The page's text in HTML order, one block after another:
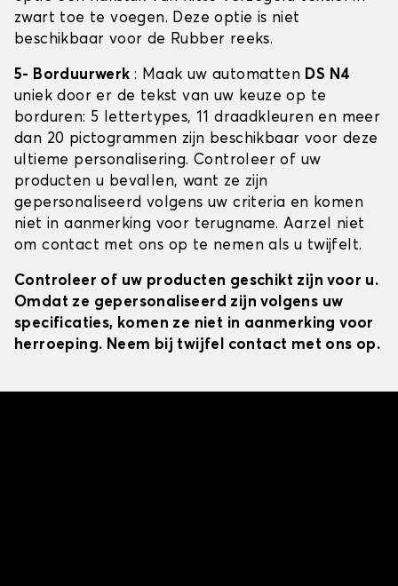
zwart toe te voegen. Deze optie is niet
beschikbaar voor de Rubber reeks.
5- Borduurwerk : Maak uw automatten DS N4
uniek door er de tekst van uw keuze op te
borduren: 5 lettertypes, 11 draadkleuren en meer
dan 20 pictogrammen zijn beschikbaar voor deze
ultieme personalisering. Controleer of uw
producten u bevallen, want ze zijn
gepersonaliseerd volgens uw criteria en komen
niet in aanmerking voor terugname. Aarzel niet
om contact met ons op te nemen als u twijfelt.
Controleer of uw producten geschikt zijn voor u.
Omdat ze gepersonaliseerd zijn volgens uw
specificaties, komen ze niet in aanmerking voor
herroeping. Neem bij twijfel contact met ons op.